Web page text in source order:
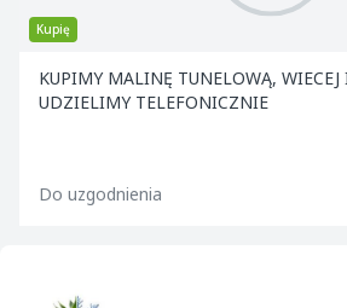
Kupię
KUPIMY MALINĘ TUNELOWĄ, WIECEJ
UDZIELIMY TELEFONICZNIE
Do uzgodnienia